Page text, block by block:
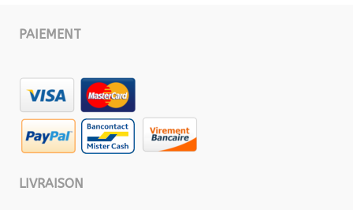
PAIEMENT
LIVRAISON